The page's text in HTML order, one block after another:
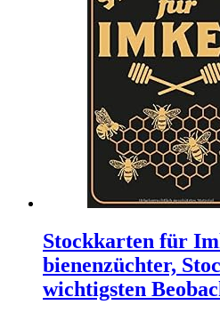
Stockkarten für
bienenzüchter,
wichtigsten